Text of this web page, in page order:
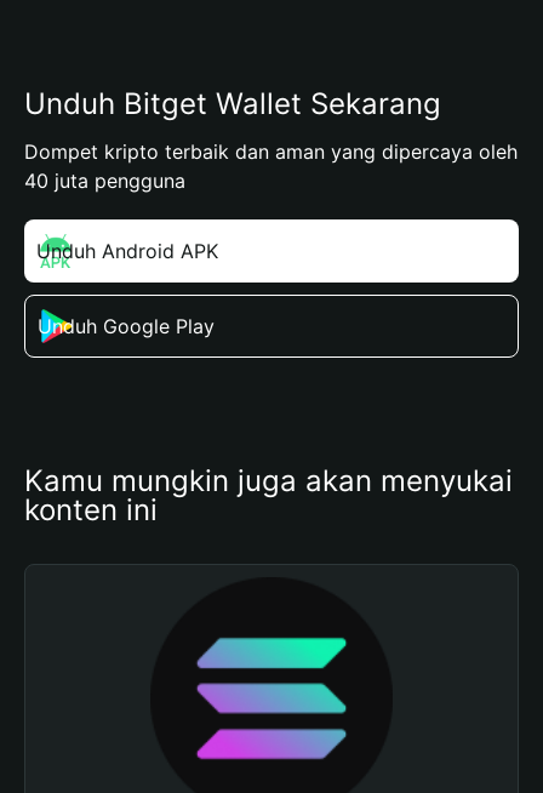
Unduh Bitget Wallet Sekarang
Dompet kripto terbaik dan aman yang dipercaya oleh
40 juta pengguna
Unduh Android APK
Unduh Google Play
Kamu mungkin juga akan menyukai
konten ini